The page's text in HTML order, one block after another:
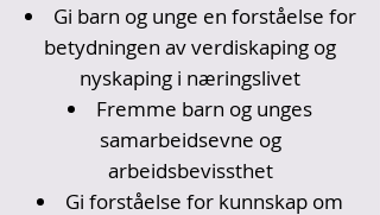
Gi barn og unge en forståelse for
betydningen av verdiskaping og
nyskaping i næringslivet
Fremme barn og unges
samarbeidsevne og
arbeidsbevissthet
Gi forståelse for kunnskap om